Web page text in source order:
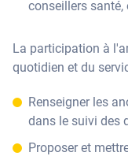
conseillers santé,
La participation à
quotidien et du
Renseigner les
dans le suivi des
Proposer et